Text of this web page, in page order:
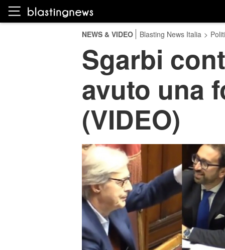
NEWS & VIDEO Blasting News Italia >
Sgarbi
avuto una
(VIDEO)